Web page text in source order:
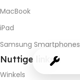
MacBook
iPad
Samsung Smartphones
Nuttige links
Winkels